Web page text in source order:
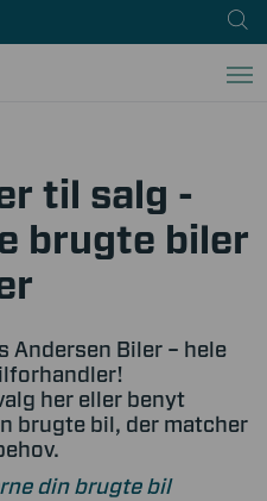
til salg -
brugte biler
Andersen Biler – hele
her eller benyt
brugte bil, der matcher
din brugte bil